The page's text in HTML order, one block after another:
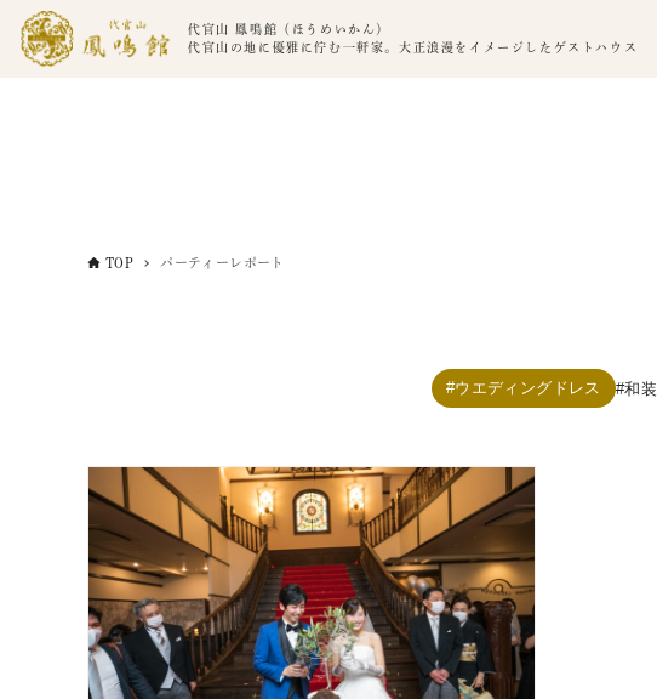
代官山 鳳鳴館（ほうめいかん）
代官山の地に優雅に佇む一軒家。大正浪漫をイメージしたゲストハウス
TOP パーティーレポート
ウエディングドレス 和装